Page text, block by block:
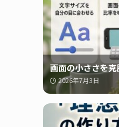
画面の小ささを
2026年7月3日